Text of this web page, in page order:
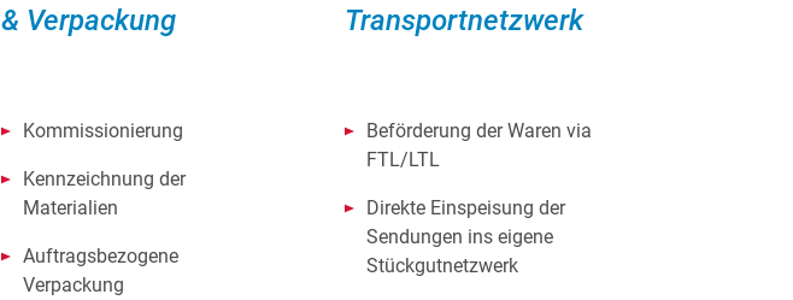
& Verpackung
Kommissionierung
Kennzeichnung der
Materialien
Auftragsbezogene
Verpackung
Transportnetzwerk
Beförderung der Waren via
FTL/LTL
Direkte Einspeisung der
Sendungen ins eigene
Stückgutnetzwerk